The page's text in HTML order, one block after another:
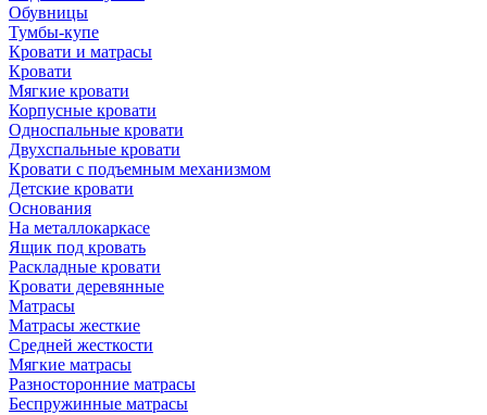
Обувницы
Тумбы-купе
Кровати и матрасы
Кровати
Мягкие кровати
Корпусные кровати
Односпальные кровати
Двухспальные кровати
Кровати с подъемным механизмом
Детские кровати
Основания
На металлокаркасе
Ящик под кровать
Раскладные кровати
Кровати деревянные
Матрасы
Матрасы жесткие
Средней жесткости
Мягкие матрасы
Разносторонние матрасы
Беспружинные матрасы